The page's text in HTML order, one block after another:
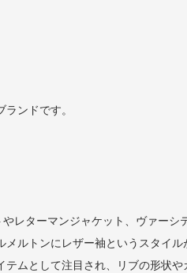
ンドです。
レターマンジャケット、ヴァーシ
ルトンにレザー袖というスタイ
ムとして注目され、リブの形状